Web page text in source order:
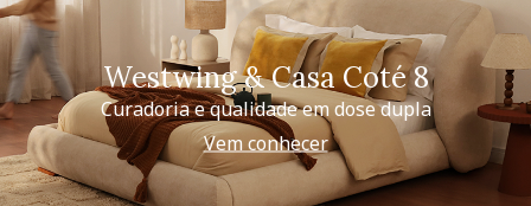
Westwing & Casa Coté 8
Curadoria e qualidade em dose dupla
Vem conhecer